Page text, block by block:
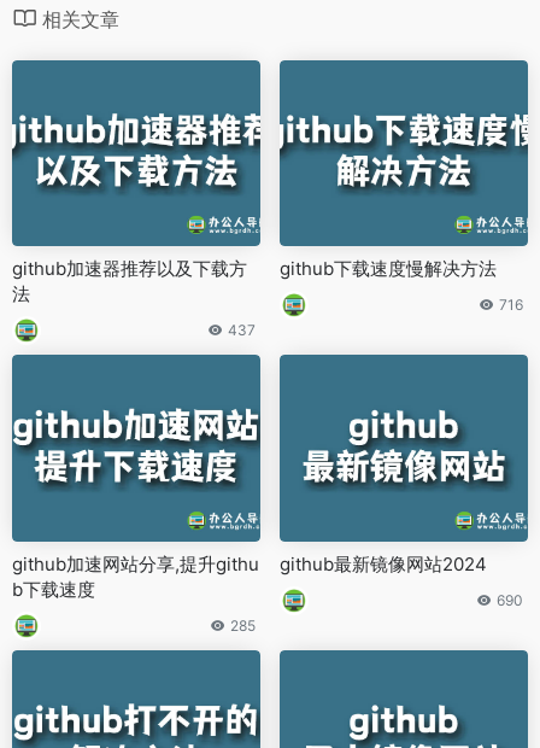
相关文章
github加速器推荐以及下载方
法
437
github下载速度慢解决方法
716
github加速网站分享,提升githu
b下载速度
285
github最新镜像网站2024
690